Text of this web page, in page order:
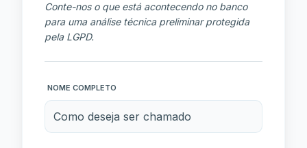
Conte-nos o que está acontecendo no banco
para uma análise técnica preliminar protegida
pela LGPD.
NOME COMPLETO